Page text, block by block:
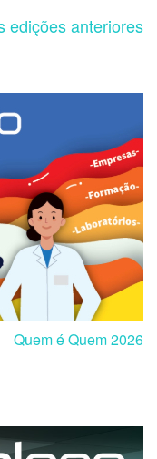
edições anteriores
Quem é Quem 2026